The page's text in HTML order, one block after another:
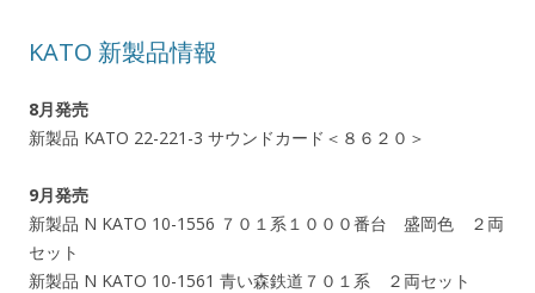
KATO 新製品情報
8月発売
新製品 KATO 22-221-3 サウンドカード＜８６２０＞
9月発売
新製品 N KATO 10-1556 ７０１系１０００番台 盛岡色 ２両
セット
新製品 N KATO 10-1561 青い森鉄道７０１系 ２両セット